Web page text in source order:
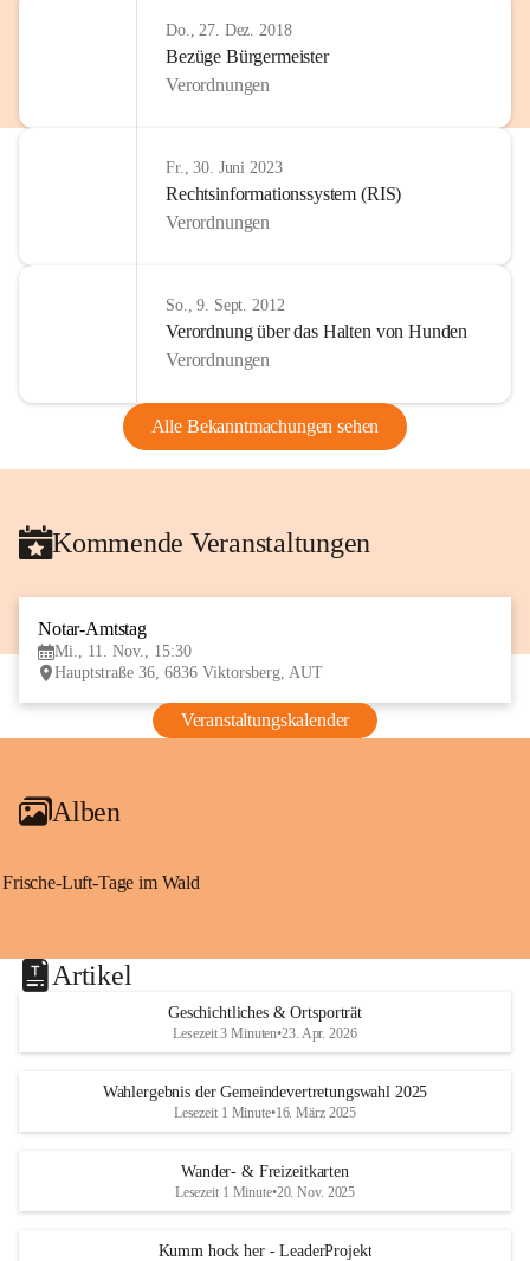
Do., 27. Dez. 2018
Bezüge Bürgermeister
Verordnungen
Fr., 30. Juni 2023
Rechtsinformationssystem (RIS)
Verordnungen
So., 9. Sept. 2012
Verordnung über das Halten von Hunden
Verordnungen
Alle Bekanntmachungen sehen
Kommende Veranstaltungen
Notar-Amtstag
Mi., 11. Nov., 15:30
Hauptstraße 36, 6836 Viktorsberg, AUT
Veranstaltungskalender
Alben
Frische-Luft-Tage im Wald
Artikel
Geschichtliches & Ortsporträt
Lesezeit 3 Minuten•23. Apr. 2026
Wahlergebnis der Gemeindevertretungswahl 2025
Lesezeit 1 Minute•16. März 2025
Wander- & Freizeitkarten
Lesezeit 1 Minute•20. Nov. 2025
Kumm hock her - LeaderProjekt